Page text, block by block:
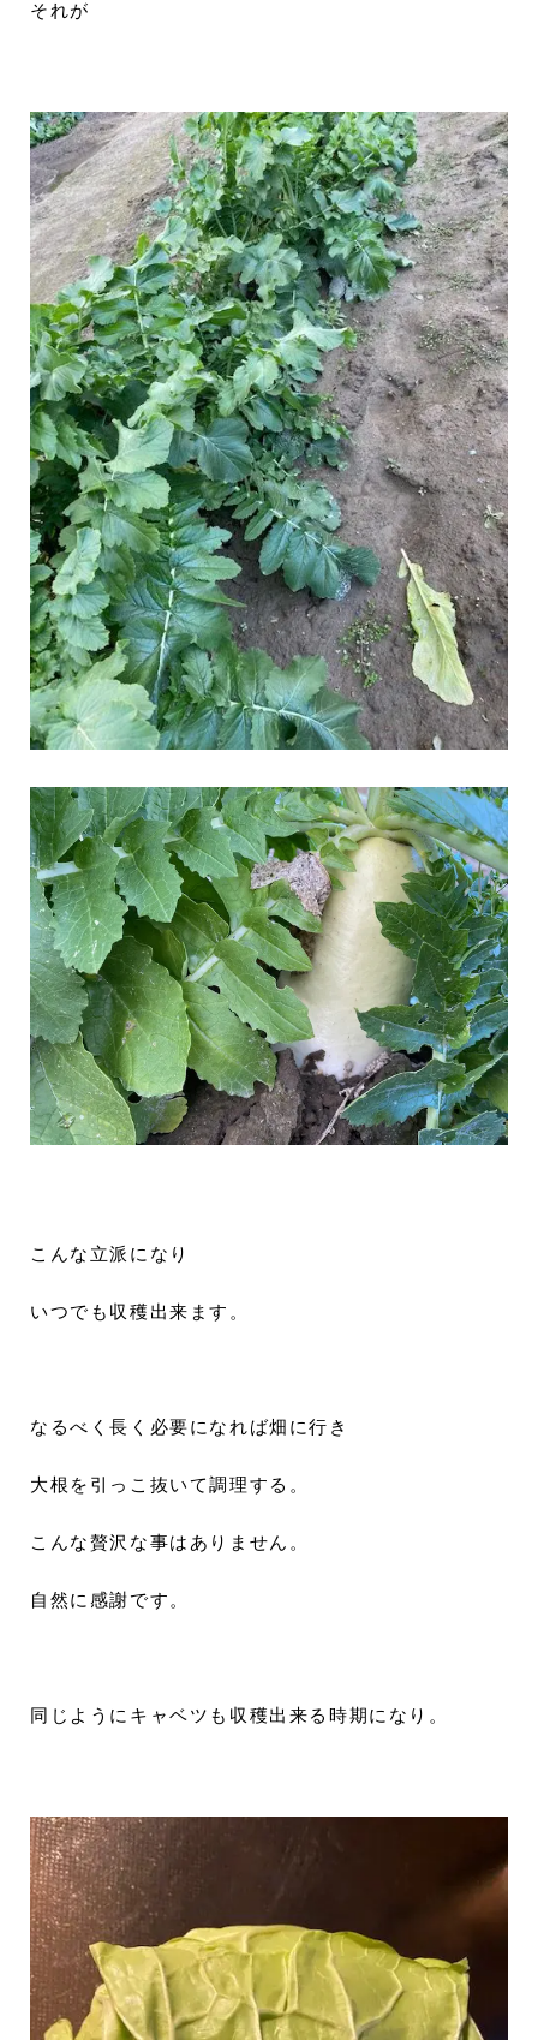
それが
こんな立派になり
いつでも収穫出来ます。
なるべく長く必要になれば畑に行き
大根を引っこ抜いて調理する。
こんな贅沢な事はありません。
自然に感謝です。
同じようにキャベツも収穫出来る時期になり。